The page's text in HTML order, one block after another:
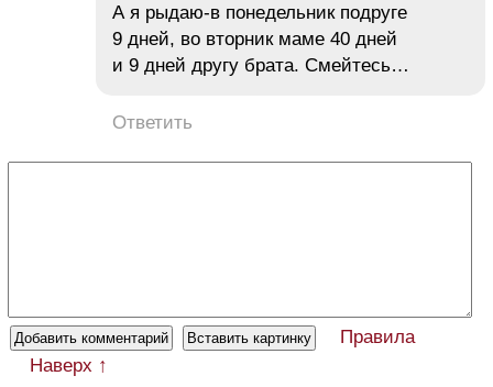
А я рыдаю-в понедельник подруге
9 дней, во вторник маме 40 дней
и 9 дней другу брата. Смейтесь…
Ответить
Правила
Наверх ↑